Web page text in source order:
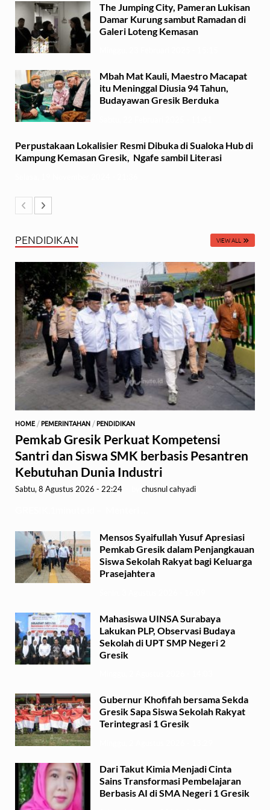
The Jumping City, Pameran Lukisan
Damar Kurung sambut Ramadan di
Galeri Loteng Kemasan
Mbah Mat Kauli, Maestro Macapat
itu Meninggal Diusia 94 Tahun,
Budayawan Gresik Berduka
Perpustakaan Lokalisier Resmi Dibuka di Sualoka Hub di
Kampung Kemasan Gresik, Ngafe sambil Literasi
PENDIDIKAN VIEW ALL
HOME /PEMERINTAHAN /PENDIDIKAN
Pemkab Gresik Perkuat Kompetensi
Santri dan Siswa SMK berbasis Pesantren
Kebutuhan Dunia Industri
Sabtu, 8 Agustus 2026 - 22:24 chusnul cahyadi
Mensos Syaifullah Yusuf Apresiasi
Pemkab Gresik dalam Penjangkauan
Siswa Sekolah Rakyat bagi Keluarga
Prasejahtera
Mahasiswa UINSA Surabaya
Lakukan PLP, Observasi Budaya
Sekolah di UPT SMP Negeri 2
Gresik
Gubernur Khofifah bersama Sekda
Gresik Sapa Siswa Sekolah Rakyat
Terintegrasi 1 Gresik
Dari Takut Kimia Menjadi Cinta
Sains Transformasi Pembelajaran
Berbasis AI di SMA Negeri 1 Gresik